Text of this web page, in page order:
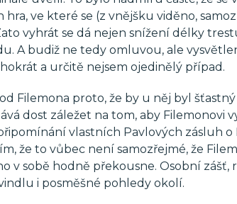
ve které se (z vnějšku viděno,
vyhrát se dá nejen snížení délky
A budiž ne tedy omluvou, ale
a určitě nejsem ojedinělý případ.
Filemona proto, že by u něj byl šťastný
dost záležet na tom, aby Filemonovi
vlastních Pavlových zásluh
že to vůbec není samozřejmé, že
v sobě hodně překousne. Osobní zášť,
i posměšné pohledy okolí.